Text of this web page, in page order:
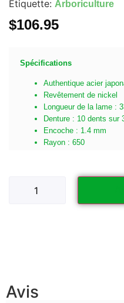
Étiquette: Arboriculture
$106.95
Spécifications
Authentique acier
Revêtement de nickel
Longueur de la lame :
Denture : 10 dents sur
Encoche : 1.4 mm
Rayon : 650
Avis